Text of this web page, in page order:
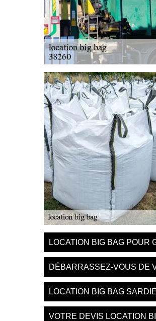
LOCATION BIG BAG POUR
DÉBARRASSEZ-VOUS DE
LOCATION BIG BAG
VOTRE DEVIS LOCATION